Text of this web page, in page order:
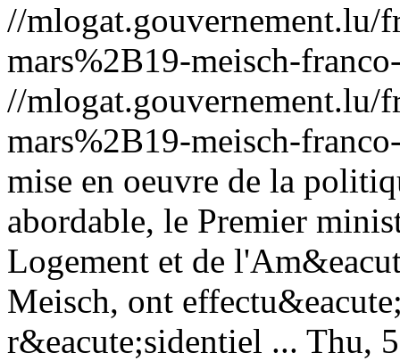
//mlogat.gouvernement.lu/
mars%2B19-meisch-
//mlogat.gouvernement.lu/
mars%2B19-meisch-
mise en oeuvre de la
abordable, le Premier
Logement et de
Meisch, ont
r&eacute;sidentiel ... Thu,